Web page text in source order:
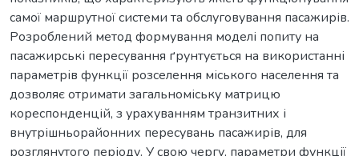
самої маршрутної системи та обслуговування пасажирів.
Розроблений метод формування моделі попиту на
пасажирські пересування ґрунтується на використанні
параметрів функції розселення міського населення та
дозволяє отримати загальноміську матрицю
кореспонденцій, з урахуванням транзитних і
внутрішньорайонних пересувань пасажирів, для
розглянутого періоду. У свою чергу, параметри функції